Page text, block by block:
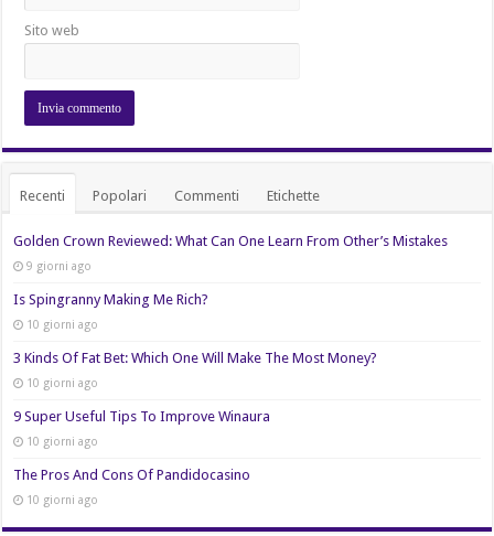
Sito web
Recenti Popolari Commenti Etichette
Golden Crown Reviewed: What Can One Learn From Other’s Mistakes
9 giorni ago
Is Spingranny Making Me Rich?
10 giorni ago
3 Kinds Of Fat Bet: Which One Will Make The Most Money?
10 giorni ago
9 Super Useful Tips To Improve Winaura
10 giorni ago
The Pros And Cons Of Pandidocasino
10 giorni ago